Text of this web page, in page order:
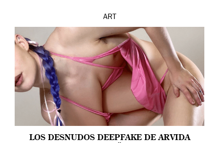
ART
LOS DESNUDOS DEEPFAKE DE ARVIDA